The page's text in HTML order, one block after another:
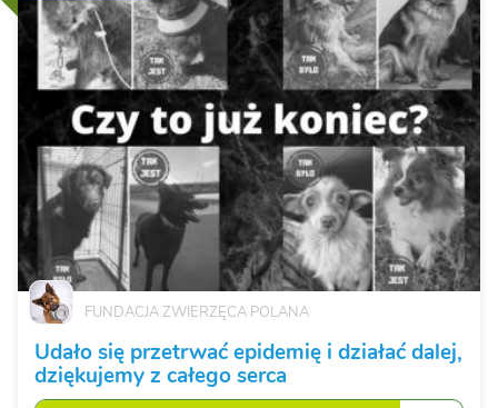
FUNDACJA ZWIERZĘCA POLANA
Udało się przetrwać epidemię i działać dalej,
dziękujemy z całego serca